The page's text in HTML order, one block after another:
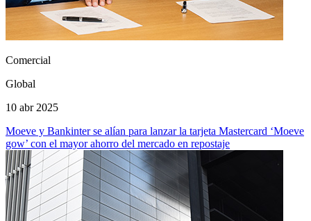
Comercial
Global
10 abr 2025
Moeve y Bankinter se alían para lanzar la tarjeta Mastercard ‘Moeve
gow’ con el mayor ahorro del mercado en repostaje